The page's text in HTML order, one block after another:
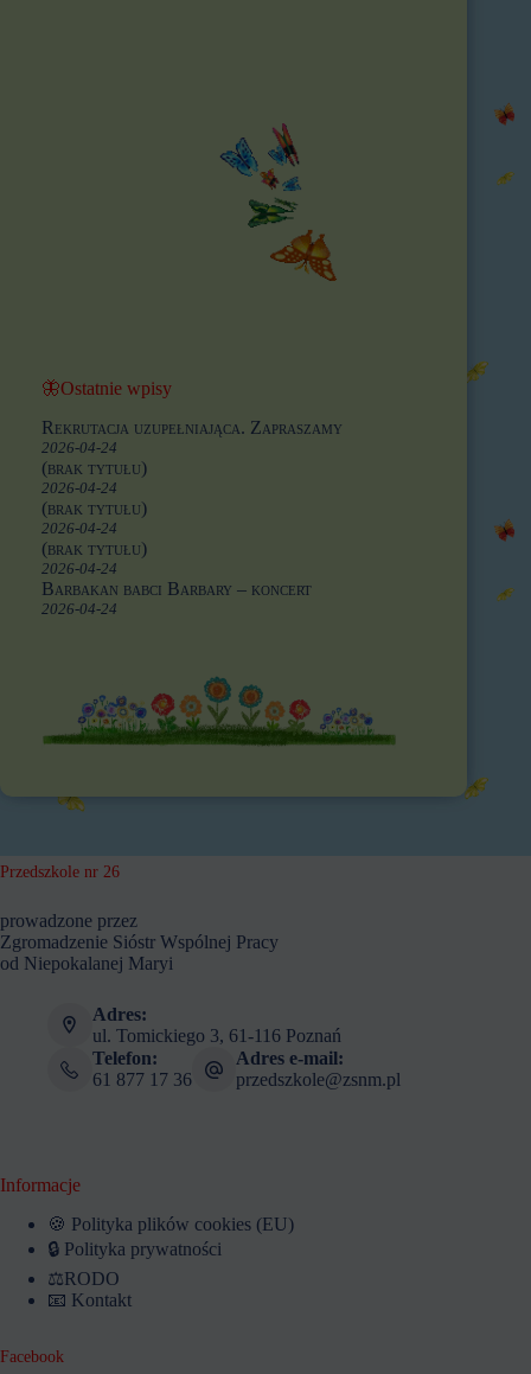
🦋Ostatnie wpisy
Rekrutacja uzupełniająca. Zapraszamy
2026-04-24
(brak tytułu)
2026-04-24
(brak tytułu)
2026-04-24
(brak tytułu)
2026-04-24
Barbakan babci Barbary – koncert
2026-04-24
Przedszkole nr 26
prowadzone przez
Zgromadzenie Sióstr Wspólnej Pracy
od Niepokalanej Maryi
Adres:
ul. Tomickiego 3, 61-116 Poznań
Telefon:
61 877 17 36
Adres e-mail:
przedszkole@zsnm.pl
Informacje
🍪 Polityka plików cookies (EU)
🔒 Polityka prywatności
⚖️RODO
📧 Kontakt
Facebook